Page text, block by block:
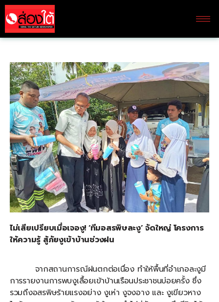
ไม่เสียเปรียบเมื่อเจองู! ‘ทีมอสรพิษละงู’ จัดใหญ่ โครงการ
ให้ความรู้ สู้ภัยงูเข้าบ้านช่วงฝน
จากสถานการณ์ฝนตกต่อเนื่อง ทำให้พื้นที่อำเภอละงูมี
การรายงานการพบงูเลื้อยเข้าบ้านเรือนประชาชนบ่อยครั้ง ซึ่ง
รวมถึงอสรพิษร้ายแรงอย่าง งูเห่า งูจงอาง และ งูเขียวหาง